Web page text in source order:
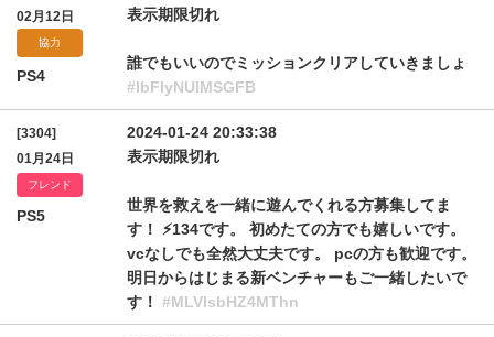
02月12日
協力
PS4
表示期限切れ
誰でもいいのでミッションクリアしていきましょ
#lbFIyNUlMSGFB
[3304]
01月24日
フレンド
PS5
2024-01-24 20:33:38
表示期限切れ
世界を救えを一緒に遊んでくれる方募集してま
す！ ⚡️134です。 初めたての方でも嬉しいです。
vcなしでも全然大丈夫です。 pcの方も歓迎です。
明日からはじまる新ベンチャーもご一緒したいで
す！ #MLVlsbHZ4MThn